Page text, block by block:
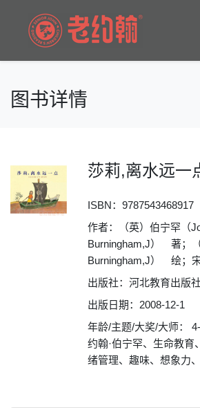
图书详情
莎莉,离水远一
ISBN： 9787543468917
作者：（英）伯宁罕（
Burningham,J） 著；
Burningham,J） 绘；
出版社：河北教育出版社
出版日期：2008-12-1
年龄/主题/大奖/大师：
约翰·伯宁罕、生命教育
绪管理、趣味、想象力、